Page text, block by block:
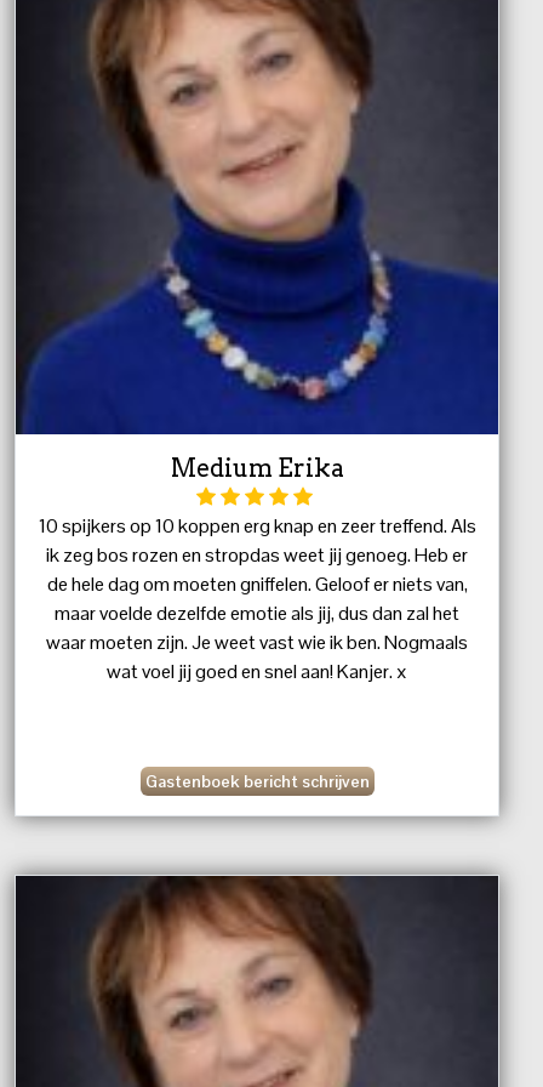
Medium Erika
10 spijkers op 10 koppen erg knap en zeer treffend. Als
ik zeg bos rozen en stropdas weet jij genoeg. Heb er
de hele dag om moeten gniffelen. Geloof er niets van,
maar voelde dezelfde emotie als jij, dus dan zal het
waar moeten zijn. Je weet vast wie ik ben. Nogmaals
wat voel jij goed en snel aan! Kanjer. x
Gastenboek bericht schrijven